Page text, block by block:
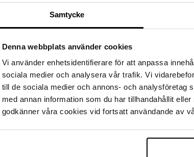
Samtycke
Denna webbplats använder cookies
Vi använder enhetsidentifierare för att anpassa
sociala medier och analysera vår trafik. Vi
till de sociala medier och annons- och analysföretag
med annan information som du har tillhandahållit
godkänner våra cookies vid fortsatt användande av
- Ekstra Mild - Svært tørr til tørr hud (Type 1)
- Mild - Tørr kombinasjonshud (Type 2)
Denne rensen opprettholder og beskytter hudens naturlige
huden aldri føles stram eller tørr.
Dermatologisk veiledede løsninger.
Allergitestet.
100% parfymefri.
Brukes to ganger om dagen, morgen og kveld.